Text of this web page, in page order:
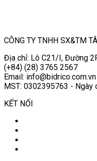
CÔNG TY TNHH SX&TM
Địa chỉ: Lô C21/I, Đường
(+84) (28) 3765 2567
Email: info@bidrico.com.vn
MST: 0302395763 -
KẾT NỐI